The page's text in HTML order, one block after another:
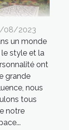
08/2023
un monde
le style et la
ont
grande
nous
tous
notre